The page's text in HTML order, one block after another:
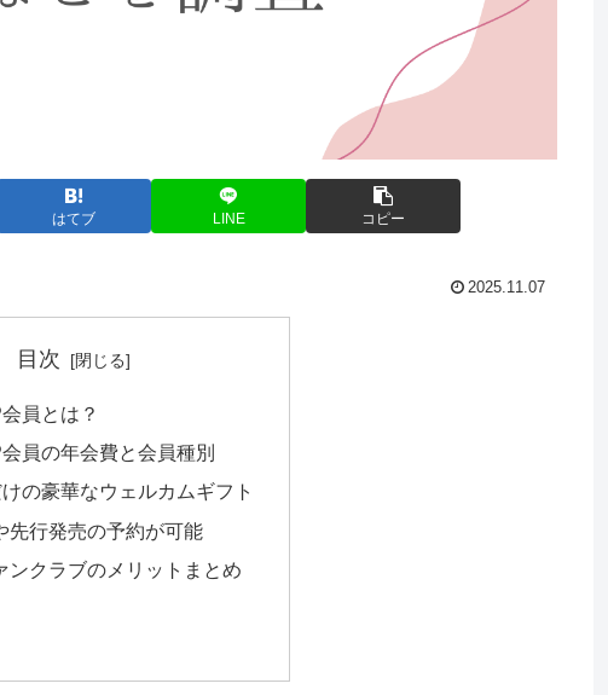
はてブ LINE コピー
2025.11.07
目次
員とは？
員の年会費と会員種別
の豪華なウェルカムギフト
先行発売の予約が可能
ンクラブのメリットまとめ